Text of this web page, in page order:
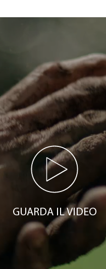
GUARDA IL VIDEO